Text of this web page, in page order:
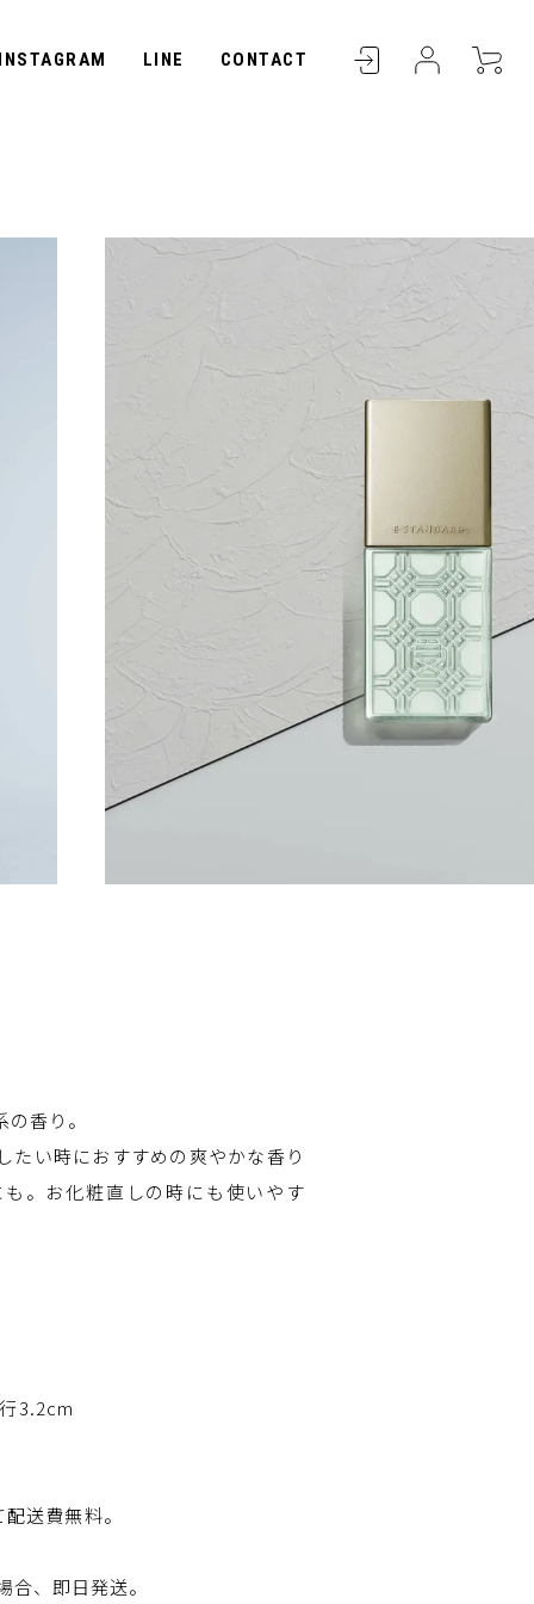
LINE CONTACT
香り。
たい時におすすめの爽やかな香り
。お化粧直しの時にも使いやす
3.2cm
送費無料。
、即日発送。